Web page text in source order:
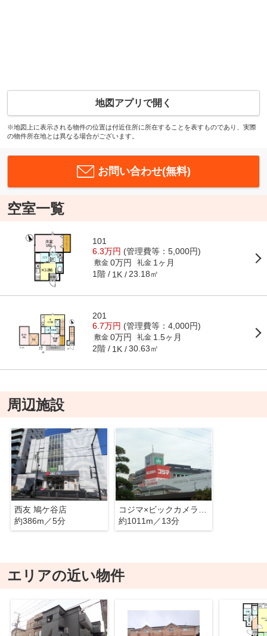
地図アプリで開く
※地図上に表示される物件の位置は付近住所に所在することを表すものであり、実際
の物件所在地とは異なる場合がございます。
お問い合わせ(無料)
空室一覧
101
6.3万円 (管理費等：5,000円)
敷金 0万円 礼金 1ヶ月
1階 1K 23.18㎡
201
6.7万円 (管理費等：4,000円)
敷金 0万円 礼金 1.5ヶ月
2階 1K 30.63㎡
周辺施設
西友 鳩ケ谷店
約386m／5分
約1011m／13分
エリアの近い物件